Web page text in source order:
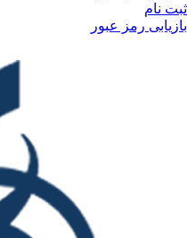
ثبت نام
بازیابی رمز عبور